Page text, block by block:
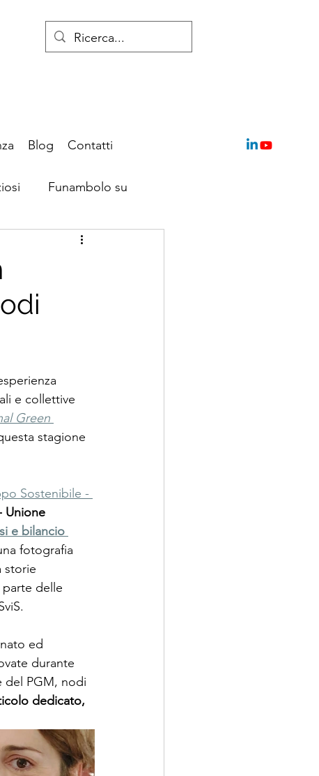
Blog Contatti
Funambolo su
e collettive
Green
stagione
Sostenibile -
Unione
e bilancio
fotografia
storie
delle
ed
durante
del PGM, nodi
dedicato,